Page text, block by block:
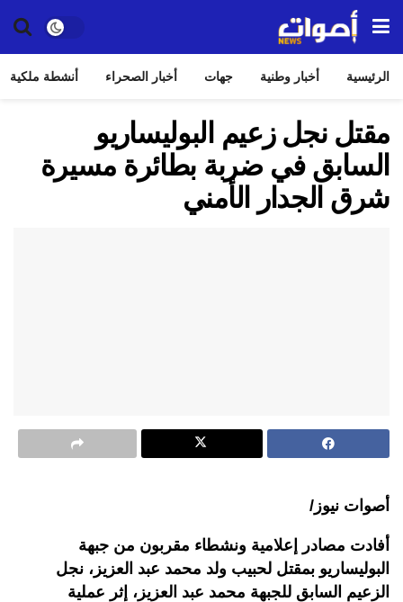
الرئيسية أخبار وطنية جهات أخبار الصحراء أنشطة ملكية
مقتل نجل زعيم البوليساريو
السابق في ضربة بطائرة مسيرة
شرق الجدار الأمني
أصوات نيوز/
أفادت مصادر إعلامية ونشطاء مقربون من جبهة
البوليساريو بمقتل لحبيب ولد محمد عبد العزيز، نجل
الزعيم السابق للجبهة محمد عبد العزيز، إثر عملية